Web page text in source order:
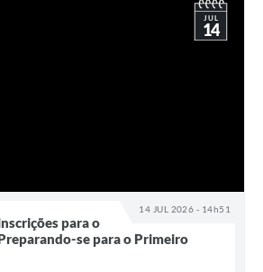
14 JUL 2026 - 14h51
JUL
14
para o
se para o Primeiro